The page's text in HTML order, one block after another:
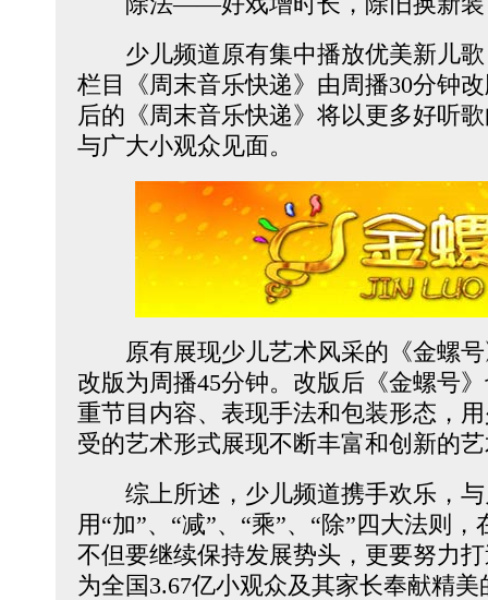
少儿频道原有集中播放优美新儿歌
栏目《周末音乐快递》由周播30分钟
后的《周末音乐快递》将以更多好听
与广大小观众见面。
原有展现少儿艺术风采的《金螺号
改版为周播45分钟。改版后《金螺号
重节目内容、表现手法和包装形态，
受的艺术形式展现不断丰富和创新的
综上所述，少儿频道携手欢乐，与
用“加”、“减”、“乘”、“除”四大法则
不但要继续保持发展势头，更要努力
为全国3.67亿小观众及其家长奉献精